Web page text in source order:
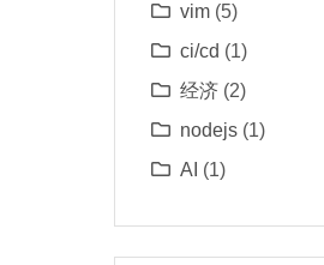
vim(5)
ci/cd (1)
经济(2)
nodejs(1)
AI (1)